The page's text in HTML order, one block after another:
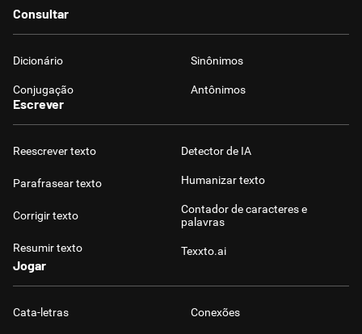
Consultar
Dicionário Sinônimos
Conjugação Antônimos
Escrever
Reescrever texto
Parafrasear texto
Corrigir texto
Resumir texto
Detector de IA
Humanizar texto
Contador de caracteres e
palavras
Texxto.ai
Jogar
Cata-letras Conexões